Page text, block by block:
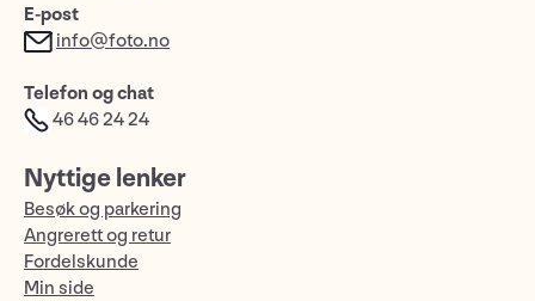
E-post
info@foto.no
Telefon og chat
46 46 24 24
Nyttige lenker
Besøk og parkering
Angrerett og retur
Fordelskunde
Min side